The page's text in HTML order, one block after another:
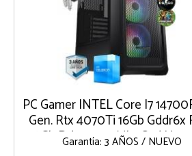
PC Gamer INTEL Core I7
Gen. Rtx 4070Ti 16Gb Gddr6x
128Gb Ddr5 5600Mhz Ssd
Garantía: 3 AÑOS / NUEVO